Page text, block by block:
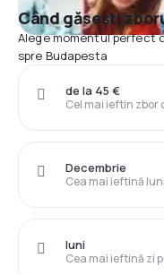
Când găsești
Alege momentul perfect
spre Budapesta
Cel mai ieftin zbor
de la 45 €
Cea mai ieftină
Decembrie
Cea mai ieftină zi
luni